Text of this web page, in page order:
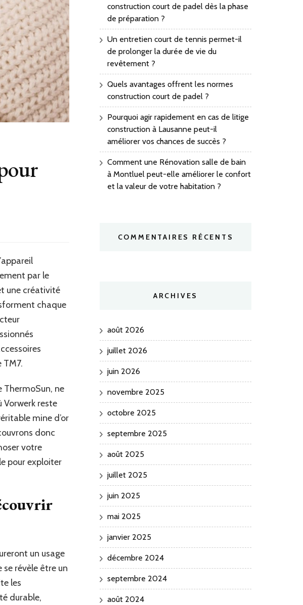
par le
une créativité
chaque
ThermoSun, ne
reste
mine d’or
donc
votre
pour exploiter
un usage
révèle être un
les
durable,
construction court de padel dès la phase
de préparation ?
Un entretien court de tennis permet-il
de prolonger la durée de vie du
revêtement ?
Quels avantages offrent les normes
construction court de padel ?
Pourquoi agir rapidement en cas de litige
construction à Lausanne peut-il
améliorer vos chances de succès ?
Comment une Rénovation salle de bain
à Montluel peut-elle améliorer le confort
et la valeur de votre habitation ?
COMMENTAIRES RÉCENTS
ARCHIVES
août 2026
juillet 2026
juin 2026
novembre 2025
octobre 2025
septembre 2025
août 2025
juillet 2025
juin 2025
mai 2025
janvier 2025
décembre 2024
septembre 2024
août 2024